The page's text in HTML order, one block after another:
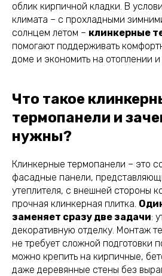
облик кирпичной кладки. В
климата – с прохладными
солнцем летом – клинкерные
помогают поддерживать
доме и экономить на отоплении
Что такое
термопанели и
нужны?
Клинкерные термопанели – это
фасадные панели,
утеплителя, с внешней стороны
прочная клинкерная плитка.
заменяет сразу две задачи:
декоративную отделку. Монтаж
не требует сложной подготовки
можно крепить на кирпичные,
даже деревянные стены без